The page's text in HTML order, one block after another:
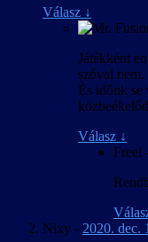
Válasz ↓
Játékként
szóval nem.
És időnk se
Válasz ↓
Freel
Nixy - 2020. dec.